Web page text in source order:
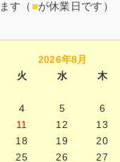
す（■が休業日です）
2026年8月
火 水 木
4 5 6
11 12 13
18 19 20
25 26 27